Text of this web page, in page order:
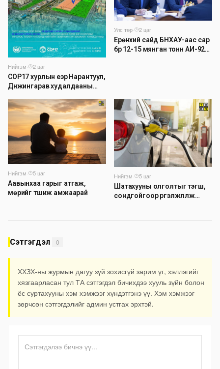
Нийгэм·
2 цаг
COP17 хурлын үеэр Нарантуул,
Дүнжингарав худалдааны
хаана
Улс төр·
2 цаг
Ерөнхий сайд БНХАУ-аас сар
бүр 12-15 мянган тонн АИ-92
Нийгэм·
5 цаг
Аавынхаа гарыг атгаж,
мөрийг түшиж амжаарай
Нийгэм·
5 цаг
Шатахууны олголтыг тэгш,
сондгойгоор үргэлжлүүлж
Сэтгэгдэл 0
ХХЗХ-ны журмын дагуу зүй зохисгүй зарим үг, хэллэгийг
хязгаарласан тул ТА сэтгэгдэл бичихдээ хууль зүйн болон
ёс суртахууны хэм хэмжээг хүндэтгэнэ үү. Хэм хэмжээг
зөрчсөн сэтгэгдэлийг админ устгах эрхтэй.